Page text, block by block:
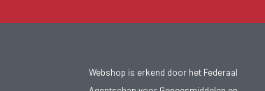
Webshop is erkend door het Federaal